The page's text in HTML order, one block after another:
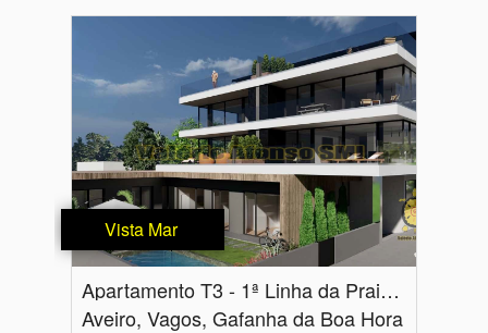
Vista Mar
Apartamento T3 - 1ª Linha da Praia e vista mar - Praia da Vagueira
Aveiro, Vagos, Gafanha da Boa Hora